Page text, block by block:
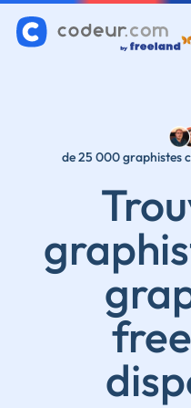
de 25 000 graphistes